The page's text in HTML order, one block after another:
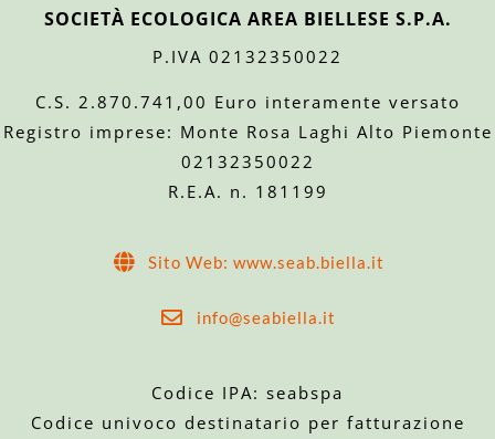
SOCIETÀ ECOLOGICA AREA BIELLESE S.P.A.
P.IVA 02132350022
C.S. 2.870.741,00 Euro interamente versato
Registro imprese: Monte Rosa Laghi Alto Piemonte
02132350022
R.E.A. n. 181199
Sito Web: www.seab.biella.it
info@seabiella.it
Codice IPA: seabspa
Codice univoco destinatario per fatturazione